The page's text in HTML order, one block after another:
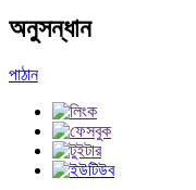
অনুসন্ধান
পাঠান